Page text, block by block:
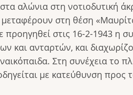
αλώνια στη νοτιοδυτική
στη θέση
προηγηθεί στις 16-2-1943 η
και ανταρτών, και
Στη συνέχεια το
με κατεύθυνση προς